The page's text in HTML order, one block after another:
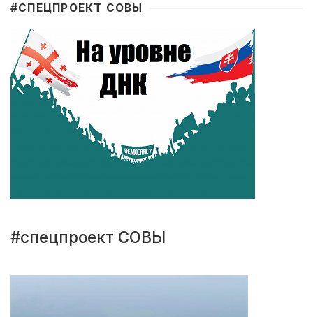
#CПЕЦПРОЕКТ СОВЫ
#спецпроект СОВЫ